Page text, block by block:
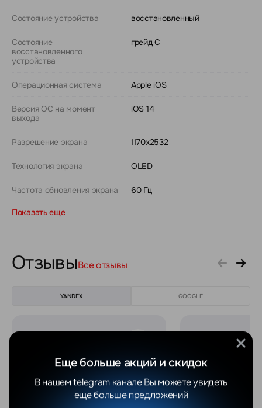
Состояние устройства восстановленный
Состояние
восстановленного
устройства
грейд C
Операционная система Apple iOS
Версия ОС на момент
выхода
iOS 14
Разрешение экрана 1170x2532
Технология экрана OLED
Частота обновления экрана 60 Гц
Показать еще
ОтзывыВсе отзывы
YANDEX GOOGLE
Отличный магазин,
качественное
Ekaterina C.
01.08.2026
Заказывала в
Еще больше акций и скидок
В нашем telegram канале Вы можете увидеть
еще больше предложений